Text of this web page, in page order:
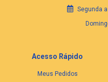
Segunda
Acesso Rápido
Meus Pedidos